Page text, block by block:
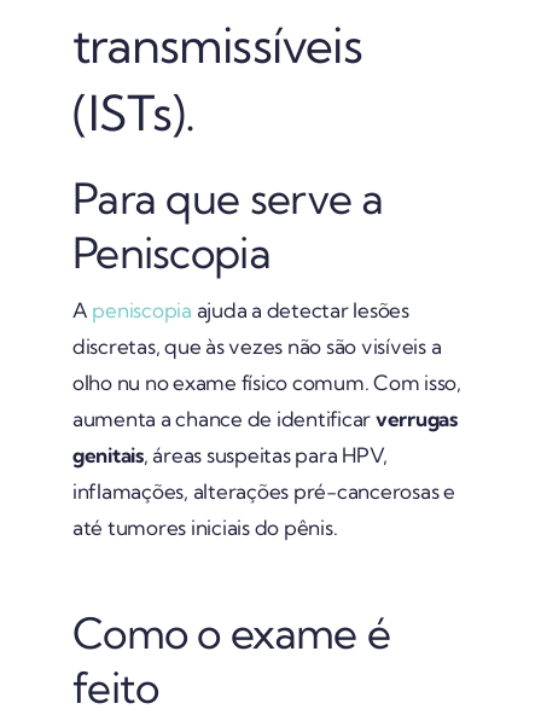
transmissíveis
(ISTs).
Para que serve a
Peniscopia
A peniscopia ajuda a detectar lesões
discretas, que às vezes não são visíveis a
olho nu no exame físico comum. Com isso,
aumenta a chance de identificarverrugas
genitais, áreas suspeitas para HPV,
inflamações, alterações pré-cancerosas e
até tumores iniciais do pênis.
Como o exame é
feito